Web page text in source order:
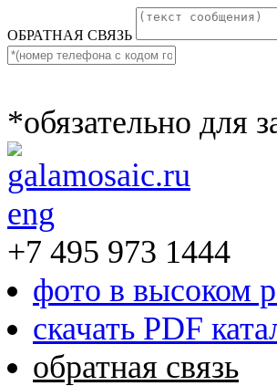
ОБРАТНАЯ СВЯЗЬ
*обязательно для
eng
+7 495 973 1444
фото в высоком
скачать PDF
обратная связь